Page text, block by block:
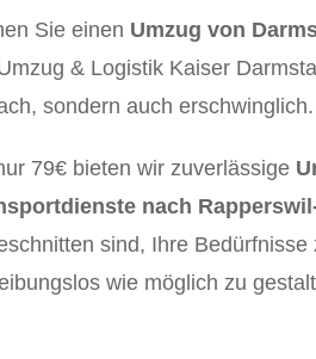
Sie einen Umzug von
& Logistik Kaiser
sondern auch erschwinglich.
79€ bieten wir zuverlässige
nach
sind, Ihre
wie möglich zu